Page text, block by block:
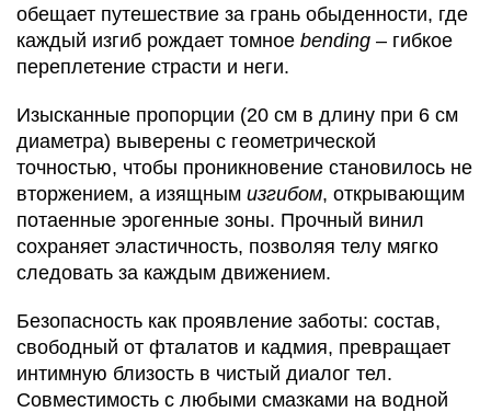
обещает путешествие за грань обыденности, где
каждый изгиб рождает томное bending – гибкое
переплетение страсти и неги.
Изысканные пропорции (20 см в длину при 6 см
диаметра) выверены с геометрической
точностью, чтобы проникновение становилось не
вторжением, а изящным изгибом, открывающим
потаенные эрогенные зоны. Прочный винил
сохраняет эластичность, позволяя телу мягко
следовать за каждым движением.
Безопасность как проявление заботы: состав,
свободный от фталатов и кадмия, превращает
интимную близость в чистый диалог тел.
Совместимость с любыми смазками на водной